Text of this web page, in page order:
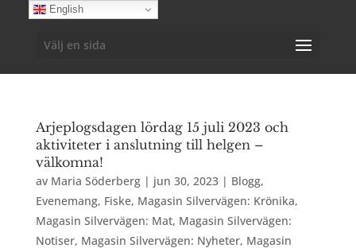
Välj en sida
Arjeplogsdagen lördag 15 juli 2023 och
aktiviteter i anslutning till helgen –
välkomna!
av Maria Söderberg| jun 30, 2023| Blogg,
Evenemang, Fiske, Magasin Silvervägen: Krönika,
Magasin Silvervägen: Mat, Magasin Silvervägen:
Notiser, Magasin Silvervägen: Nyheter, Magasin
English